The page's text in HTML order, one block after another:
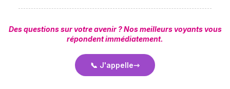
Des questions sur votre avenir ? Nos meilleurs voyants vous
répondent immédiatement.
📞 J'appelle